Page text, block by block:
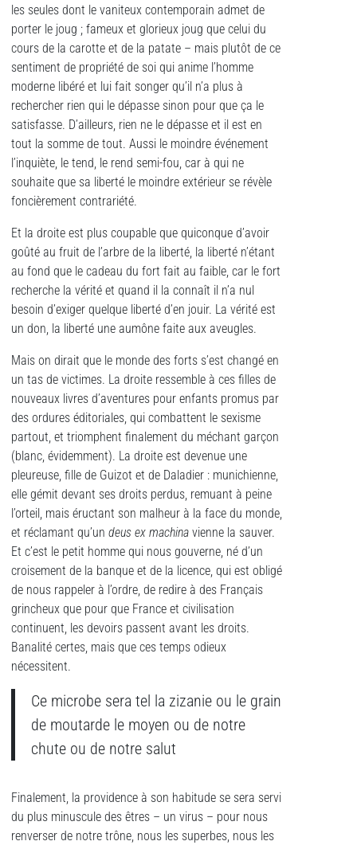
les seules dont le vaniteux contemporain admet de
porter le joug ; fameux et glorieux joug que celui du
cours de la carotte et de la patate – mais plutôt de ce
sentiment de propriété de soi qui anime l’homme
moderne libéré et lui fait songer qu’il n’a plus à
rechercher rien qui le dépasse sinon pour que ça le
satisfasse. D’ailleurs, rien ne le dépasse et il est en
tout la somme de tout. Aussi le moindre événement
l’inquiète, le tend, le rend semi-fou, car à qui ne
souhaite que sa liberté le moindre extérieur se révèle
foncièrement contrariété.
Et la droite est plus coupable que quiconque d’avoir
goûté au fruit de l’arbre de la liberté, la liberté n’étant
au fond que le cadeau du fort fait au faible, car le fort
recherche la vérité et quand il la connaît il n’a nul
besoin d’exiger quelque liberté d’en jouir. La vérité est
un don, la liberté une aumône faite aux aveugles.
Mais on dirait que le monde des forts s’est changé en
un tas de victimes. La droite ressemble à ces filles de
nouveaux livres d’aventures pour enfants promus par
des ordures éditoriales, qui combattent le sexisme
partout, et triomphent finalement du méchant garçon
(blanc, évidemment). La droite est devenue une
pleureuse, fille de Guizot et de Daladier : munichienne,
elle gémit devant ses droits perdus, remuant à peine
l’orteil, mais éructant son malheur à la face du monde,
et réclamant qu’un deus ex machina vienne la sauver.
Et c’est le petit homme qui nous gouverne, né d’un
croisement de la banque et de la licence, qui est obligé
de nous rappeler à l’ordre, de redire à des Français
grincheux que pour que France et civilisation
continuent, les devoirs passent avant les droits.
Banalité certes, mais que ces temps odieux
nécessitent.
Ce microbe sera tel la zizanie ou le grain
de moutarde le moyen ou de notre
chute ou de notre salut
Finalement, la providence à son habitude se sera servi
du plus minuscule des êtres – un virus – pour nous
renverser de notre trône, nous les superbes, nous les